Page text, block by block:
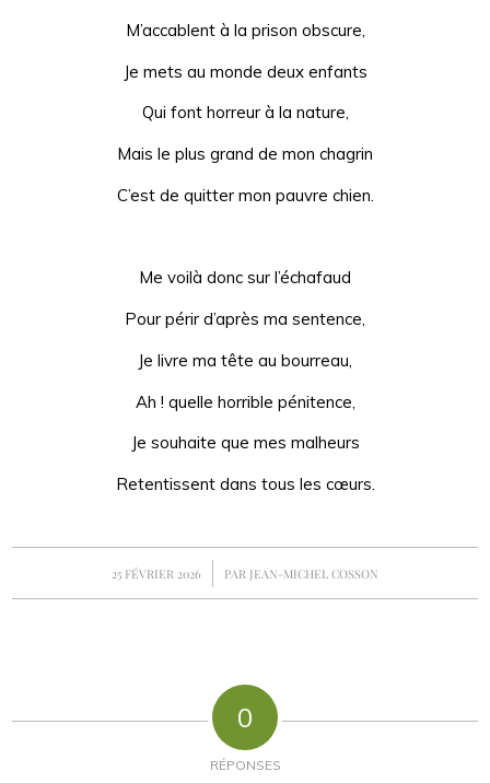
M’accablent à la prison obscure,
Je mets au monde deux enfants
Qui font horreur à la nature,
Mais le plus grand de mon chagrin
C’est de quitter mon pauvre chien.
Me voilà donc sur l’échafaud
Pour périr d’après ma sentence,
Je livre ma tête au bourreau,
Ah ! quelle horrible pénitence,
Je souhaite que mes malheurs
Retentissent dans tous les cœurs.
25 FÉVRIER 2026
/ PAR JEAN-MICHEL COSSON
0
RÉPONSES